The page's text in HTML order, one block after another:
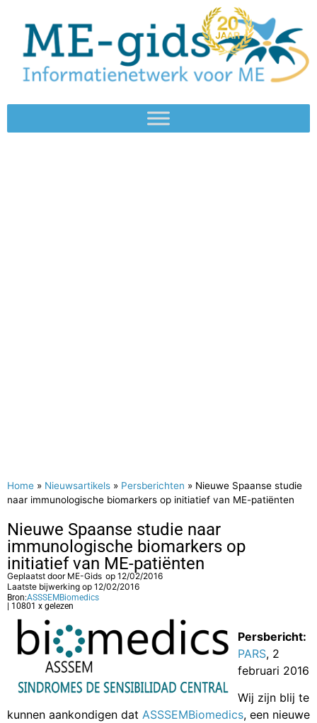
Home » Nieuwsartikels » Persberichten » Nieuwe Spaanse studie
naar immunologische biomarkers op initiatief van ME-patiënten
Nieuwe Spaanse studie naar
immunologische biomarkers op
initiatief van ME-patiënten
Geplaatst door ME-Gids op 12/02/2016
Laatste bijwerking op 12/02/2016
Bron:ASSSEMBiomedics
| 10801 x gelezen
Persbericht:
PARS, 2
februari 2016
Wij zijn blij te
kunnen aankondigen dat ASSSEMBiomedics, een nieuwe